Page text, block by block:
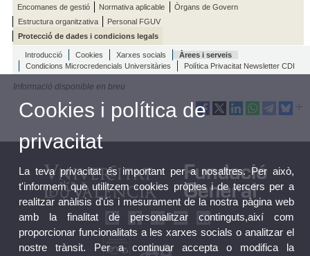
Encomanes de gestió Normativa aplicable
Òrgans de Govern
Estructura organitzativa
Personal FGUV
Protecció de dades i condicions legals
Introducció Cookies Xarxes socials
Àrees i serveis
Condicions Microcredencials Universitàries
Política Privacitat Newsletter CDI
Informació disponible en breu
Cookies i política de
privacitat
La teva privacitat és important per a nosaltres. Per això,
t'informem que utilitzem cookies pròpies i de tercers per a
realitzar anàlisis d'ús i mesurament de la nostra pàgina web
amb la finalitat de personalitzar continguts,així com
proporcionar funcionalitats a les xarxes socials o analitzar el
nostre trànsit. Per a continuar accepta o modifica la